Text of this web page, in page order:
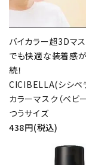
バイカラー超3Dマ
でも快適な装着感
続
CICIBELLA(シシベ
カラーマスク（ベビ
つうサイズ
438円(税込)